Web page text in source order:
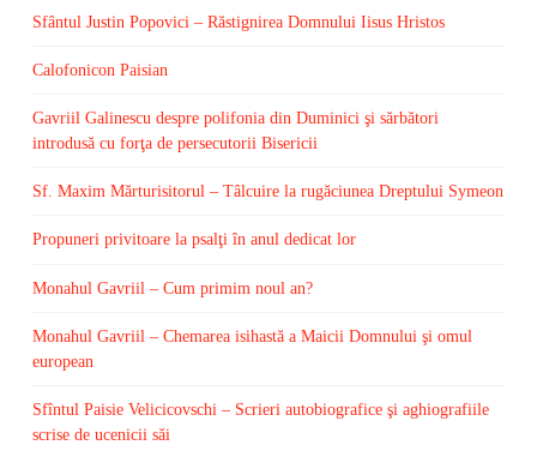
Sfântul Justin Popovici – Răstignirea Domnului Iisus Hristos
Calofonicon Paisian
Gavriil Galinescu despre polifonia din Duminici şi sărbători
introdusă cu forţa de persecutorii Bisericii
Sf. Maxim Mărturisitorul – Tâlcuire la rugăciunea Dreptului Symeon
Propuneri privitoare la psalţi în anul dedicat lor
Monahul Gavriil – Cum primim noul an?
Monahul Gavriil – Chemarea isihastă a Maicii Domnului şi omul
european
Sfîntul Paisie Velicicovschi – Scrieri autobiografice şi aghiografiile
scrise de ucenicii săi